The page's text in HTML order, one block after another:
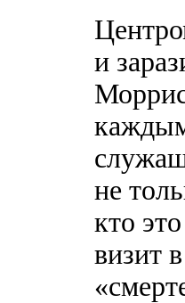
и
не
кто
визит